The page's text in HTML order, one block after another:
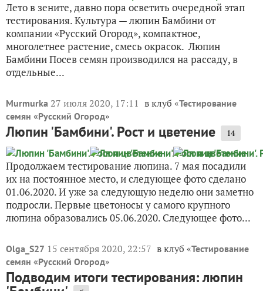
Лето в зените, давно пора осветить очередной этап
тестирования. Культура — люпин Бамбини от
компании «Русский Огород», компактное,
многолетнее растение, смесь окрасок. Люпин
Бамбини Посев семян производился на рассаду, в
отдельные...
Murmurka 27 июля 2020, 17:11 в клуб «Тестирование
семян «Русский Огород»
Люпин 'Бамбини'. Рост и цветение 14
Продолжаем тестирование люпина. 7 мая посадили
их на постоянное место, и следующее фото сделано
01.06.2020. И уже за следующую неделю они заметно
подросли. Первые цветоносы у самого крупного
люпина образовались 05.06.2020. Следующее фото...
Olga_S27 15 сентября 2020, 22:57 в клуб «Тестирование
семян «Русский Огород»
Подводим итоги тестирования: люпин